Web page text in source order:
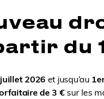
du
2026 et jusqu’au
de 3 €sur les